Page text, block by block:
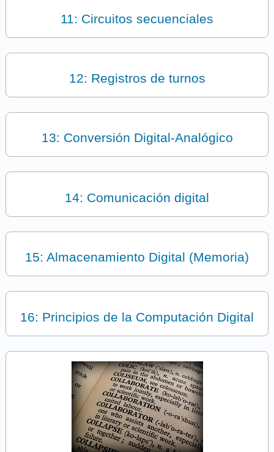
11: Circuitos secuenciales
12: Registros de turnos
13: Conversión Digital-Analógico
14: Comunicación digital
15: Almacenamiento Digital (Memoria)
16: Principios de la Computación Digital